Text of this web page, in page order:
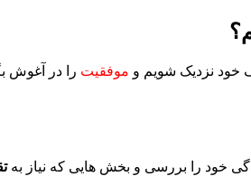
خود نزدیک شویم و موفقیت را در آغوش
خود را بررسی و بخش هایی که نیاز به